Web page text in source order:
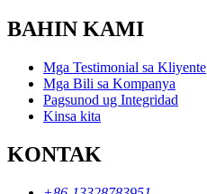
BAHIN KAMI
Mga Testimonial sa Kliyente
Mga Bili sa Kompanya
Pagsunod ug Integridad
Kinsa kita
KONTAK